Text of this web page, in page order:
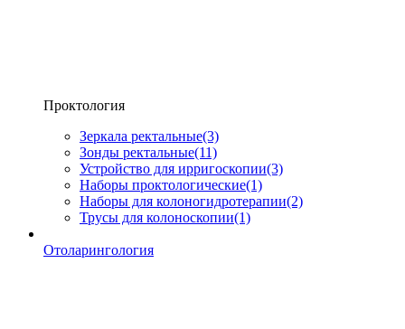
Проктология
Зеркала ректальные(3)
Зонды ректальные(11)
Устройство для ирригоскопии(3)
Наборы проктологические(1)
Наборы для колоногидротерапии(2)
Трусы для колоноскопии(1)
Отоларингология